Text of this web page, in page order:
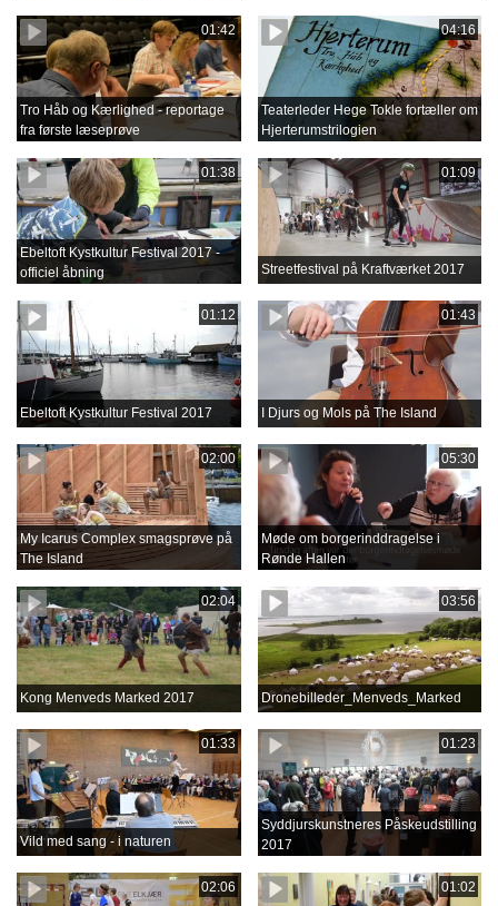
01:42
Tro Håb og Kærlighed - reportage
fra første læseprøve
04:16
Teaterleder Hege Tokle fortæller om
Hjerterumstrilogien
01:38
Ebeltoft Kystkultur Festival 2017 -
officiel åbning
01:09
Streetfestival på Kraftværket 2017
01:12
Ebeltoft Kystkultur Festival 2017
01:43
I Djurs og Mols på The Island
02:00
My Icarus Complex smagsprøve på
The Island
05:30
Møde om borgerinddragelse i
Rønde Hallen
02:04
Kong Menveds Marked 2017
03:56
Dronebilleder_Menveds_Marked
01:33
Vild med sang - i naturen
01:23
Syddjurskunstneres Påskeudstilling
2017
02:06 01:02